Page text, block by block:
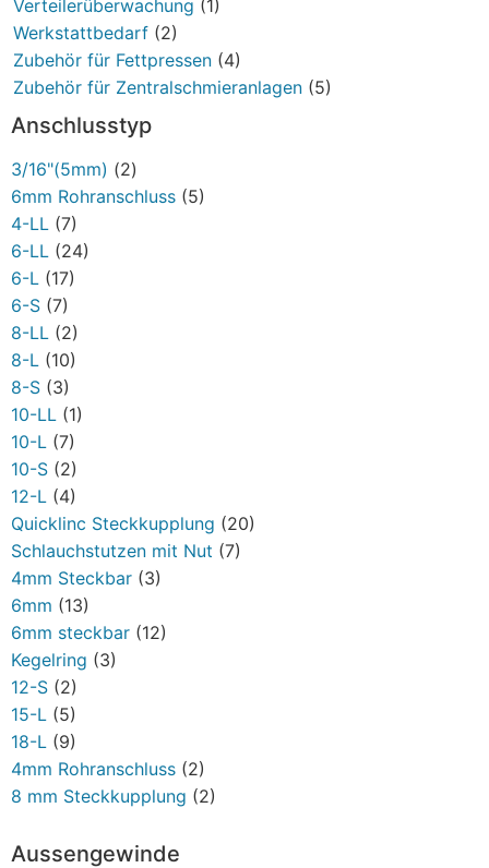
Verteilerüberwachung (1)
Werkstattbedarf (2)
Zubehör für Fettpressen (4)
Zubehör für Zentralschmieranlagen (5)
Anschlusstyp
3/16"(5mm) (2)
6mm Rohranschluss (5)
4-LL (7)
6-LL (24)
6-L (17)
6-S (7)
8-LL (2)
8-L (10)
8-S (3)
10-LL (1)
10-L (7)
10-S (2)
12-L (4)
Quicklinc Steckkupplung (20)
Schlauchstutzen mit Nut (7)
4mm Steckbar (3)
6mm (13)
6mm steckbar (12)
Kegelring (3)
12-S (2)
15-L (5)
18-L (9)
4mm Rohranschluss (2)
8 mm Steckkupplung (2)
Aussengewinde